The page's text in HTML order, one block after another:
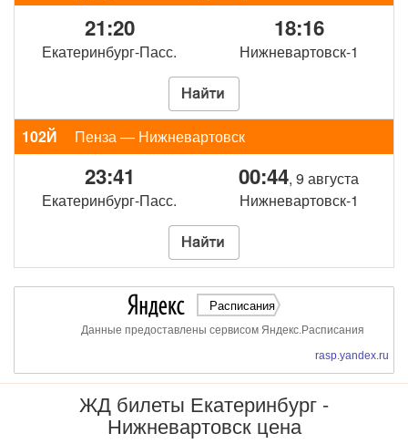
21:20
Екатеринбург-Пасс.
18:16
Нижневартовск-1
102Й Пенза — Нижневартовск
23:41
Екатеринбург-Пасс.
00:44, 9 августа
Нижневартовск-1
Расписания
Данные предоставлены сервисом Яндекс.Расписания
rasp.yandex.ru
ЖД билеты Екатеринбург -
Нижневартовск цена